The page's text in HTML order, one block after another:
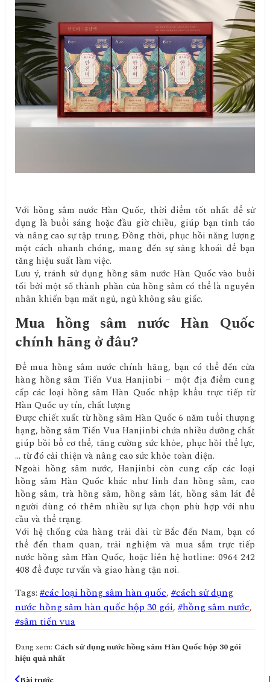
Với hồng sâm nước Hàn Quốc, thời điểm tốt nhất để sử
dụng là buổi sáng hoặc đầu giờ chiều, giúp bạn tỉnh táo
và nâng cao sự tập trung. Đồng thời, phục hồi năng lượng
một cách nhanh chóng, mang đến sự sảng khoái để bạn
tăng hiệu suất làm việc.
Lưu ý, tránh sử dụng hồng sâm nước Hàn Quốc vào buổi
tối bởi một số thành phần của hồng sâm có thể là nguyên
nhân khiến bạn mất ngủ, ngủ không sâu giấc.
Mua hồng sâm nước Hàn Quốc
chính hãng ở đâu?
Để mua hồng sâm nước chính hãng, bạn có thể đến cửa
hàng hồng sâm Tiến Vua Hanjinbi – một địa điểm cung
cấp các loại hồng sâm Hàn Quốc nhập khẩu trực tiếp từ
Hàn Quốc uy tín, chất lượng
Được chiết xuất từ hồng sâm Hàn Quốc 6 năm tuổi thượng
hạng, hồng sâm Tiến Vua Hanjinbi chứa nhiều dưỡng chất
giúp bồi bổ cơ thể, tăng cường sức khỏe, phục hồi thể lực,
… từ đó cải thiện và nâng cao sức khỏe toàn diện.
Ngoài hồng sâm nước, Hanjinbi còn cung cấp các loại
hồng sâm Hàn Quốc khác như linh đan hồng sâm, cao
hồng sâm, trà hồng sâm, hồng sâm lát, hồng sâm lát để
người dùng có thêm nhiều sự lựa chọn phù hợp với nhu
cầu và thể trạng.
Với hệ thống cửa hàng trải dài từ Bắc đến Nam, bạn có
thể đến tham quan, trải nghiệm và mua sắm trực tiếp
nước hồng sâm Hàn Quốc, hoặc liên hệ hotline: 0964 242
408 để được tư vấn và giao hàng tận nơi.
Tags: #các loại hồng sâm hàn quốc, #cách sử dụng
nước hồng sâm hàn quốc hộp 30 gói, #hồng sâm nước,
#sâm tiến vua
Đang xem: Cách sử dụng nước hồng sâm Hàn Quốc hộp 30 gói
hiệu quả nhất